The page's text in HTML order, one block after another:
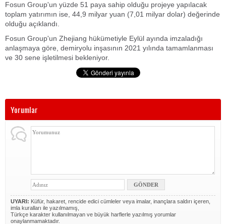
Fosun Group'un yüzde 51 paya sahip olduğu projeye yapılacak
toplam yatırımın ise, 44,9 milyar yuan (7,01 milyar dolar) değerinde
olduğu açıklandı.
Fosun Group'un Zhejiang hükümetiyle Eylül ayında imzaladığı
anlaşmaya göre, demiryolu inşasının 2021 yılında tamamlanması
ve 30 sene işletilmesi bekleniyor.
Yorumlar
UYARI: Küfür, hakaret, rencide edici cümleler veya imalar, inançlara saldırı içeren,
imla kuralları ile yazılmamış,
Türkçe karakter kullanılmayan ve büyük harflerle yazılmış yorumlar
onaylanmamaktadır.